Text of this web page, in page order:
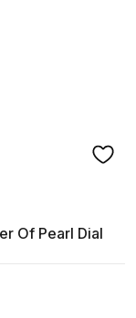
Of Pearl Dial